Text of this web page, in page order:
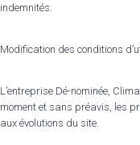
indemnités.
Modification des conditions
L’entreprise Dé-nominée,
moment et sans préavis, les
aux évolutions du site.